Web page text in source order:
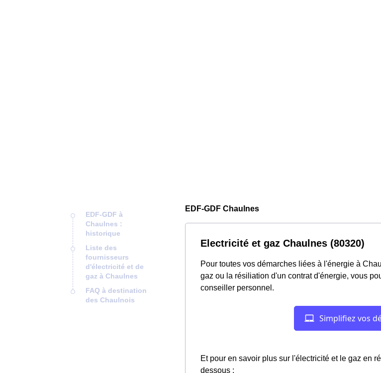
EDF-GDF à
Chaulnes :
historique
Liste des
fournisseurs
d'électricité et de
gaz à Chaulnes
FAQ à destination
des Chaulnois
EDF-GDF Chaulnes
Electricité et gaz Chaulnes (80320)
Pour toutes vos démarches liées à l'énergie à
gaz ou la résiliation d'un contrat d'énergie, vous
conseiller personnel.
Et pour en savoir plus sur l'électricité et le gaz en
dessous :